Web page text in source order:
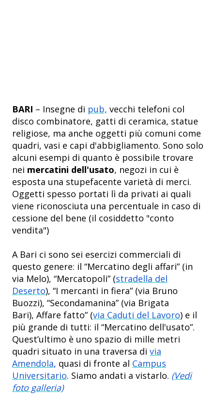
BARI – Insegne di pub, vecchi telefoni col
disco combinatore, gatti di ceramica, statue
religiose, ma anche oggetti più comuni come
quadri, vasi e capi d'abbigliamento. Sono solo
alcuni esempi di quanto è possibile trovare
nei mercatini dell'usato, negozi in cui è
esposta una stupefacente varietà di merci.
Oggetti spesso portati lì da privati ai quali
viene riconosciuta una percentuale in caso di
cessione del bene (il cosiddetto "conto
vendita")
A Bari ci sono sei esercizi commerciali di
questo genere: il “Mercatino degli affari” (in
via Melo), “Mercatopoli” (stradella del
Deserto), “I mercanti in fiera” (via Bruno
Buozzi), “Secondamanina” (via Brigata
Bari), Affare fatto” (via Caduti del Lavoro) e il
più grande di tutti: il “Mercatino dell'usato”.
Quest’ultimo è uno spazio di mille metri
quadri situato in una traversa di via
Amendola, quasi di fronte al Campus
Universitario. Siamo andati a vistarlo. (Vedi
foto galleria)